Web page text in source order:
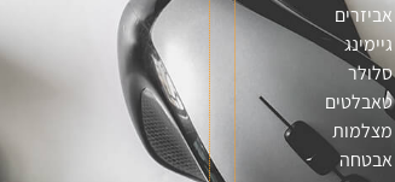
אביזרים
גיימינג
סלולר
טאבלטים
מצלמות
אבטחה